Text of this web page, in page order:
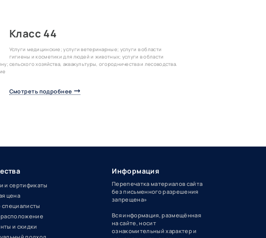
Класс 44
Услуги медицинские; услуги ветеринарные; услуги в области
гигиены и косметики для людей и животных; услуги в области
сельского хозяйства, аквакультуры, огородничества и лесоводства.
Смотреть подробнее
и сертификаты
цена
и скидки
Информация
Перепечатка материалов сайта
без письменного разрешения
запрещена»
Вся информация, размещённая
на сайте, носит
ознакомительный характер и